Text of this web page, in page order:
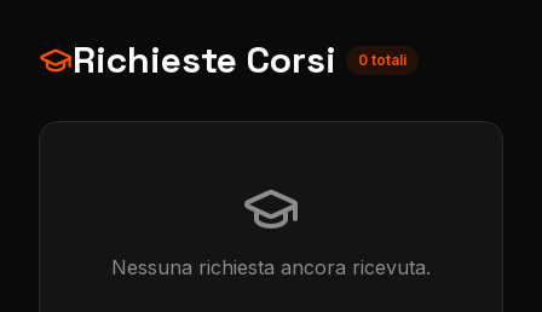
Richieste Corsi 0 totali
Nessuna richiesta ancora ricevuta.